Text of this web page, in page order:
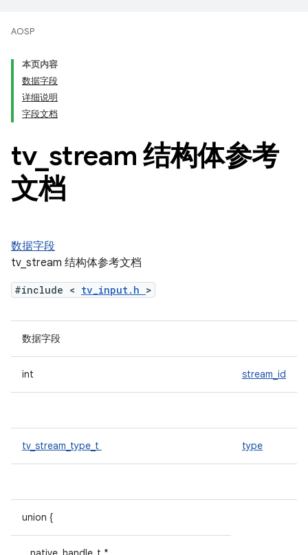
AOSP
本页内容
数据字段
详细说明
字段文档
tv_ stream 结构体参考
文档
数据字段
tv_stream 结构体参考文档
#include < tv_input.h >
数据字段
int stream_id
tv_stream_type_t type
union {